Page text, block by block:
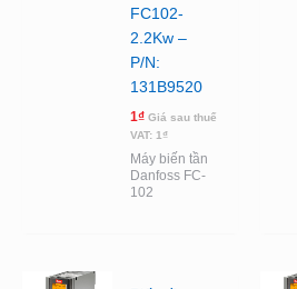
FC102-
2.2Kw –
P/N:
131B9520
1₫ Giá sau thuế
VAT: 1₫
Máy biến tần
Danfoss FC-
102